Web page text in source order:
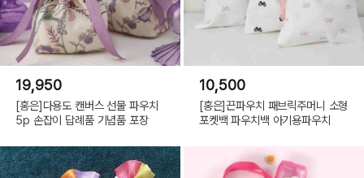
19,950
[홍은]다용도 캔버스 선물 파우치
5p 손잡이 답례품 기념품 포장
10,500
[홍은]끈파우치 패브릭주머니 소형
포켓백 파우치백 아기용파우치